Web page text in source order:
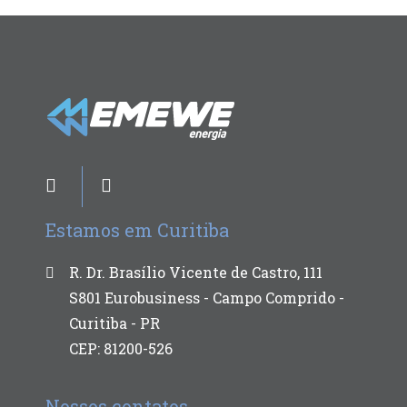
Estamos em Curitiba
R. Dr. Brasílio Vicente de Castro, 111
S801 Eurobusiness - Campo Comprido -
Curitiba - PR
CEP: 81200-526